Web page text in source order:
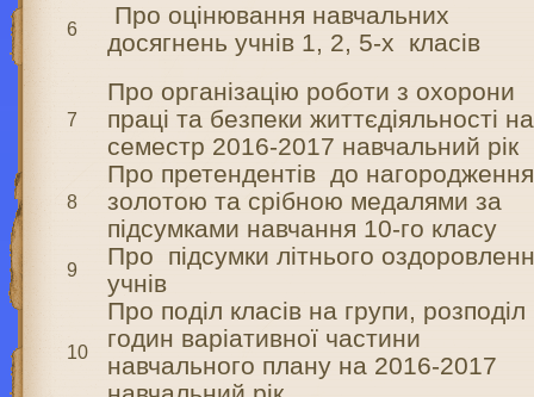
6
Про оцінювання навчальних
досягнень учнів 1, 2, 5-х класів
7
Про організацію роботи з охорони
праці та безпеки життєдіяльності
семестр 2016-2017 навчальний рік
8
Про претендентів до нагородження
золотою та срібною медалями за
підсумками навчання 10-го класу
9
Про підсумки літнього
учнів
10
Про поділ класів на групи, розподіл
годин варіативної частини
навчального плану на 2016-2017